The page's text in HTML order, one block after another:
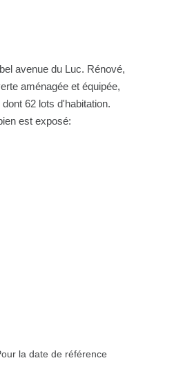
avenue du Luc. Rénové,
aménagée et équipée,
62 lots d'habitation.
est exposé:
la date de référence